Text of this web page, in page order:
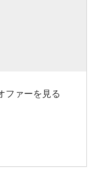
ファーを見る